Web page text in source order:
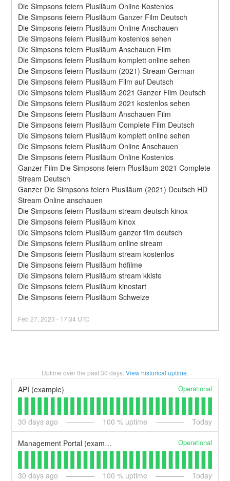
Die Simpsons feiern Plusiläum Online Kostenlos
Die Simpsons feiern Plusiläum Ganzer Film Deutsch
Die Simpsons feiern Plusiläum Online Anschauen
Die Simpsons feiern Plusiläum kostenlos sehen
Die Simpsons feiern Plusiläum Anschauen Film
Die Simpsons feiern Plusiläum komplett online sehen
Die Simpsons feiern Plusiläum (2021) Stream German
Die Simpsons feiern Plusiläum Film auf Deutsch
Die Simpsons feiern Plusiläum 2021 Ganzer Film Deutsch
Die Simpsons feiern Plusiläum 2021 kostenlos sehen
Die Simpsons feiern Plusiläum Anschauen Film
Die Simpsons feiern Plusiläum Complete Film Deutsch
Die Simpsons feiern Plusiläum komplett online sehen
Die Simpsons feiern Plusiläum Online Anschauen
Die Simpsons feiern Plusiläum Online Kostenlos
Ganzer Film Die Simpsons feiern Plusiläum 2021 Complete
Stream Deutsch
Ganzer Die Simpsons feiern Plusiläum (2021) Deutsch HD
Stream Online anschauen
Die Simpsons feiern Plusiläum stream deutsch kinox
Die Simpsons feiern Plusiläum kinox
Die Simpsons feiern Plusiläum ganzer film deutsch
Die Simpsons feiern Plusiläum online stream
Die Simpsons feiern Plusiläum stream kostenlos
Die Simpsons feiern Plusiläum hdfilme
Die Simpsons feiern Plusiläum stream kkiste
Die Simpsons feiern Plusiläum kinostart
Die Simpsons feiern Plusiläum Schweize
Feb27 ,2023 - 17:34 UTC
Uptime over the past30 days. View historical uptime.
API (example) Operational
30 days ago 100 % uptime Today
Management Portal (example) Operational
30 days ago 100 % uptime Today